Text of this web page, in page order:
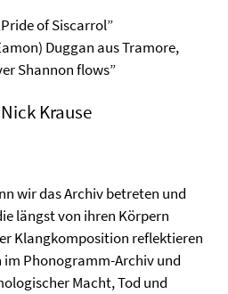
of Siscarrol”
Duggan aus Tramore,
Shannon flows”
Krause
wir das Archiv betreten und
längst von ihren Körpern
Klangkomposition reflektieren
im Phonogramm-Archiv und
Macht, Tod und